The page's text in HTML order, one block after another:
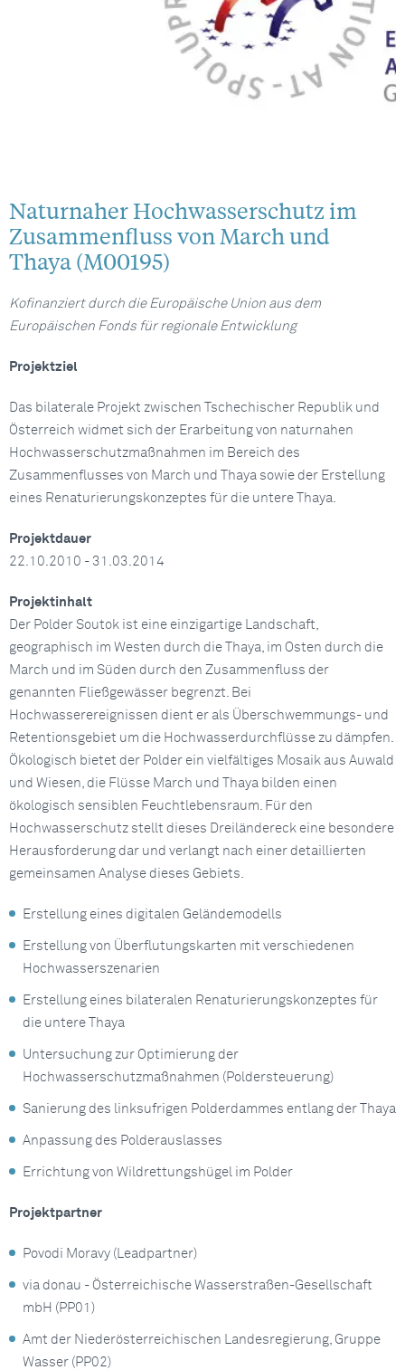
Naturnaher Hochwasserschutz im
Zusammenfluss von March und
Thaya (M00195)
Kofinanziert durch die Europäische Union aus dem
Europäischen Fonds für regionale Entwicklung
Projektziel
Das bilaterale Projekt zwischen Tschechischer Republik und
Österreich widmet sich der Erarbeitung von naturnahen
Hochwasserschutzmaßnahmen im Bereich des
Zusammenflusses von March und Thaya sowie der Erstellung
eines Renaturierungskonzeptes für die untere Thaya.
Projektdauer
22.10.2010 - 31.03.2014
Projektinhalt
Der Polder Soutok ist eine einzigartige Landschaft,
geographisch im Westen durch die Thaya, im Osten durch die
March und im Süden durch den Zusammenfluss der
genannten Fließgewässer begrenzt. Bei
Hochwasserereignissen dient er als Überschwemmungs- und
Retentionsgebiet um die Hochwasserdurchflüsse zu dämpfen.
Ökologisch bietet der Polder ein vielfältiges Mosaik aus Auwald
und Wiesen, die Flüsse March und Thaya bilden einen
ökologisch sensiblen Feuchtlebensraum. Für den
Hochwasserschutz stellt dieses Dreiländereck eine besondere
Herausforderung dar und verlangt nach einer detaillierten
gemeinsamen Analyse dieses Gebiets.
Erstellung eines digitalen Geländemodells
Erstellung von Überflutungskarten mit verschiedenen
Hochwasserszenarien
Erstellung eines bilateralen Renaturierungskonzeptes für
die untere Thaya
Untersuchung zur Optimierung der
Hochwasserschutzmaßnahmen (Poldersteuerung)
Sanierung des linksufrigen Polderdammes entlang der Thaya
Anpassung des Polderauslasses
Errichtung von Wildrettungshügel im Polder
Projektpartner
Povodi Moravy (Leadpartner)
via donau - Österreichische Wasserstraßen-Gesellschaft
mbH (PP01)
Amt der Niederösterreichischen Landesregierung, Gruppe
Wasser (PP02)